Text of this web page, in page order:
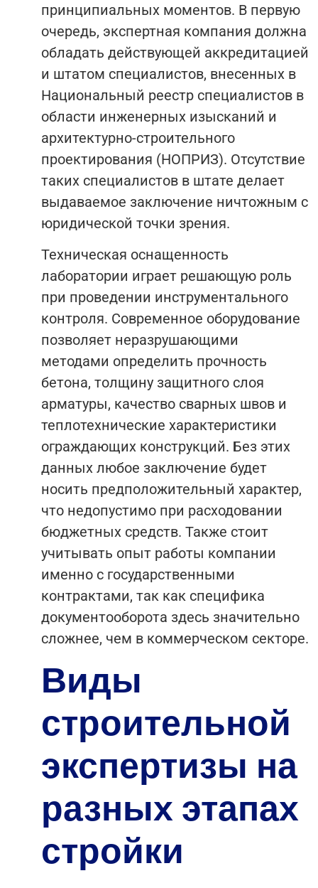
принципиальных моментов. В первую
очередь, экспертная компания должна
обладать действующей аккредитацией
и штатом специалистов, внесенных в
Национальный реестр специалистов в
области инженерных изысканий и
архитектурно-строительного
проектирования (НОПРИЗ). Отсутствие
таких специалистов в штате делает
выдаваемое заключение ничтожным с
юридической точки зрения.
Техническая оснащенность
лаборатории играет решающую роль
при проведении инструментального
контроля. Современное оборудование
позволяет неразрушающими
методами определить прочность
бетона, толщину защитного слоя
арматуры, качество сварных швов и
теплотехнические характеристики
ограждающих конструкций. Без этих
данных любое заключение будет
носить предположительный характер,
что недопустимо при расходовании
бюджетных средств. Также стоит
учитывать опыт работы компании
именно с государственными
контрактами, так как специфика
документооборота здесь значительно
сложнее, чем в коммерческом секторе.
Виды
строительной
экспертизы на
разных этапах
стройки